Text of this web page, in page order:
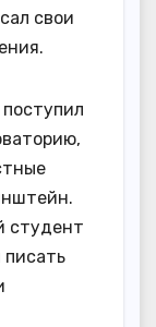
свои
студент
писать